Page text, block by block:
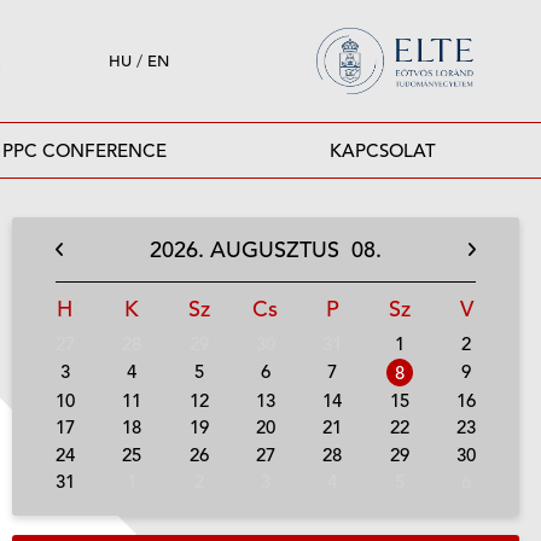
HU / EN
PPC CONFERENCE KAPCSOLAT
2026. AUGUSZTUS 08.
H K Sz Cs P Sz V
1
2
3
4 5 6 7 8
9
10
11 12 13 14 15
16
17
18 19 20 21 22
23
24
25 26 27 28 29
30
31